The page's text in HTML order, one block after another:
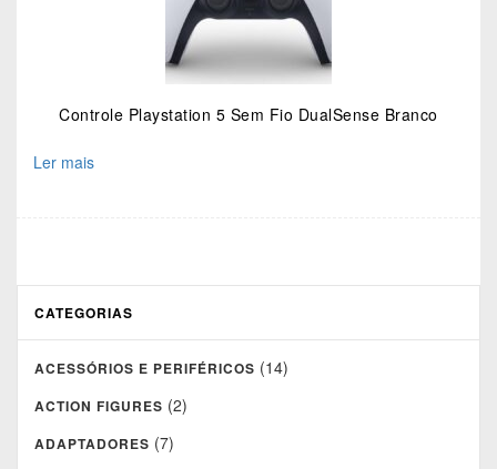
Controle Playstation 5 Sem Fio DualSense Branco
Ler mais
CATEGORIAS
ACESSÓRIOS E PERIFÉRICOS (14)
ACTION FIGURES (2)
ADAPTADORES (7)